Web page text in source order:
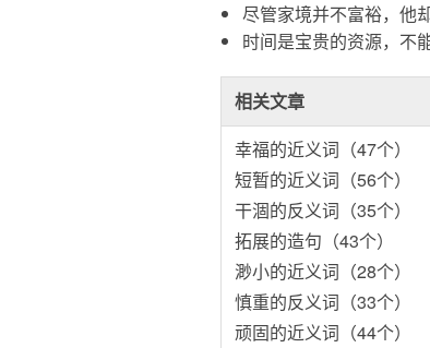
尽管家境并不富裕，他
时间是宝贵的资源，不
相关文章
幸福的近义词（47个）
短暂的近义词（56个）
干涸的反义词（35个）
拓展的造句（43个）
渺小的近义词（28个）
慎重的反义词（33个）
顽固的近义词（44个）